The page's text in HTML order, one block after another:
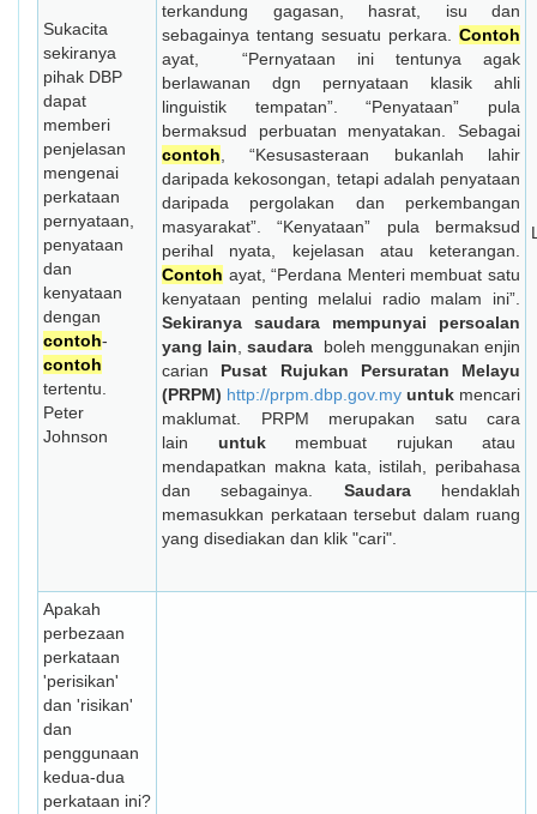
Sukacita
sekiranya
pihak DBP
dapat
memberi
penjelasan
mengenai
perkataan
pernyataan,
penyataan
dan
kenyataan
dengan
contoh-
contoh
tertentu.
Peter
Johnson
terkandung gagasan, hasrat, isu dan
sebagainya tentang sesuatu perkara. Contoh
ayat, “Pernyataan ini tentunya agak
berlawanan dgn pernyataan klasik ahli
linguistik tempatan”. “Penyataan” pula
bermaksud perbuatan menyatakan. Sebagai
contoh , “Kesusasteraan bukanlah lahir
daripada kekosongan, tetapi adalah penyataan
daripada pergolakan dan perkembangan
masyarakat”. “Kenyataan” pula bermaksud
perihal nyata, kejelasan atau keterangan.
Contoh ayat, “Perdana Menteri membuat satu
kenyataan penting melalui radio malam ini”.
Sekiranya saudara mempunyai persoalan
yang lain ,saudara boleh menggunakan enjin
carian Pusat Rujukan Persuratan Melayu
(PRPM) http://prpm.dbp.gov.my untuk mencari
maklumat. PRPM merupakan satu cara
lain untukmembuat rujukan atau
mendapatkan makna kata, istilah, peribahasa
dan sebagainya. Saudarahendaklah
memasukkan perkataan tersebut dalam ruang
yang disediakan dan klik "cari".
Apakah
perbezaan
perkataan
'perisikan'
dan 'risikan'
dan
penggunaan
kedua-dua
perkataan ini?